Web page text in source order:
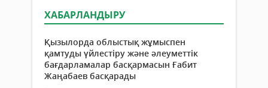
ХАБАРЛАНДЫРУ
Қызылорда облыстық жұмыспен
қамтуды үйлестіру және әлеуметтік
бағдарламалар басқармасын Ғабит
Жаңабаев басқарады